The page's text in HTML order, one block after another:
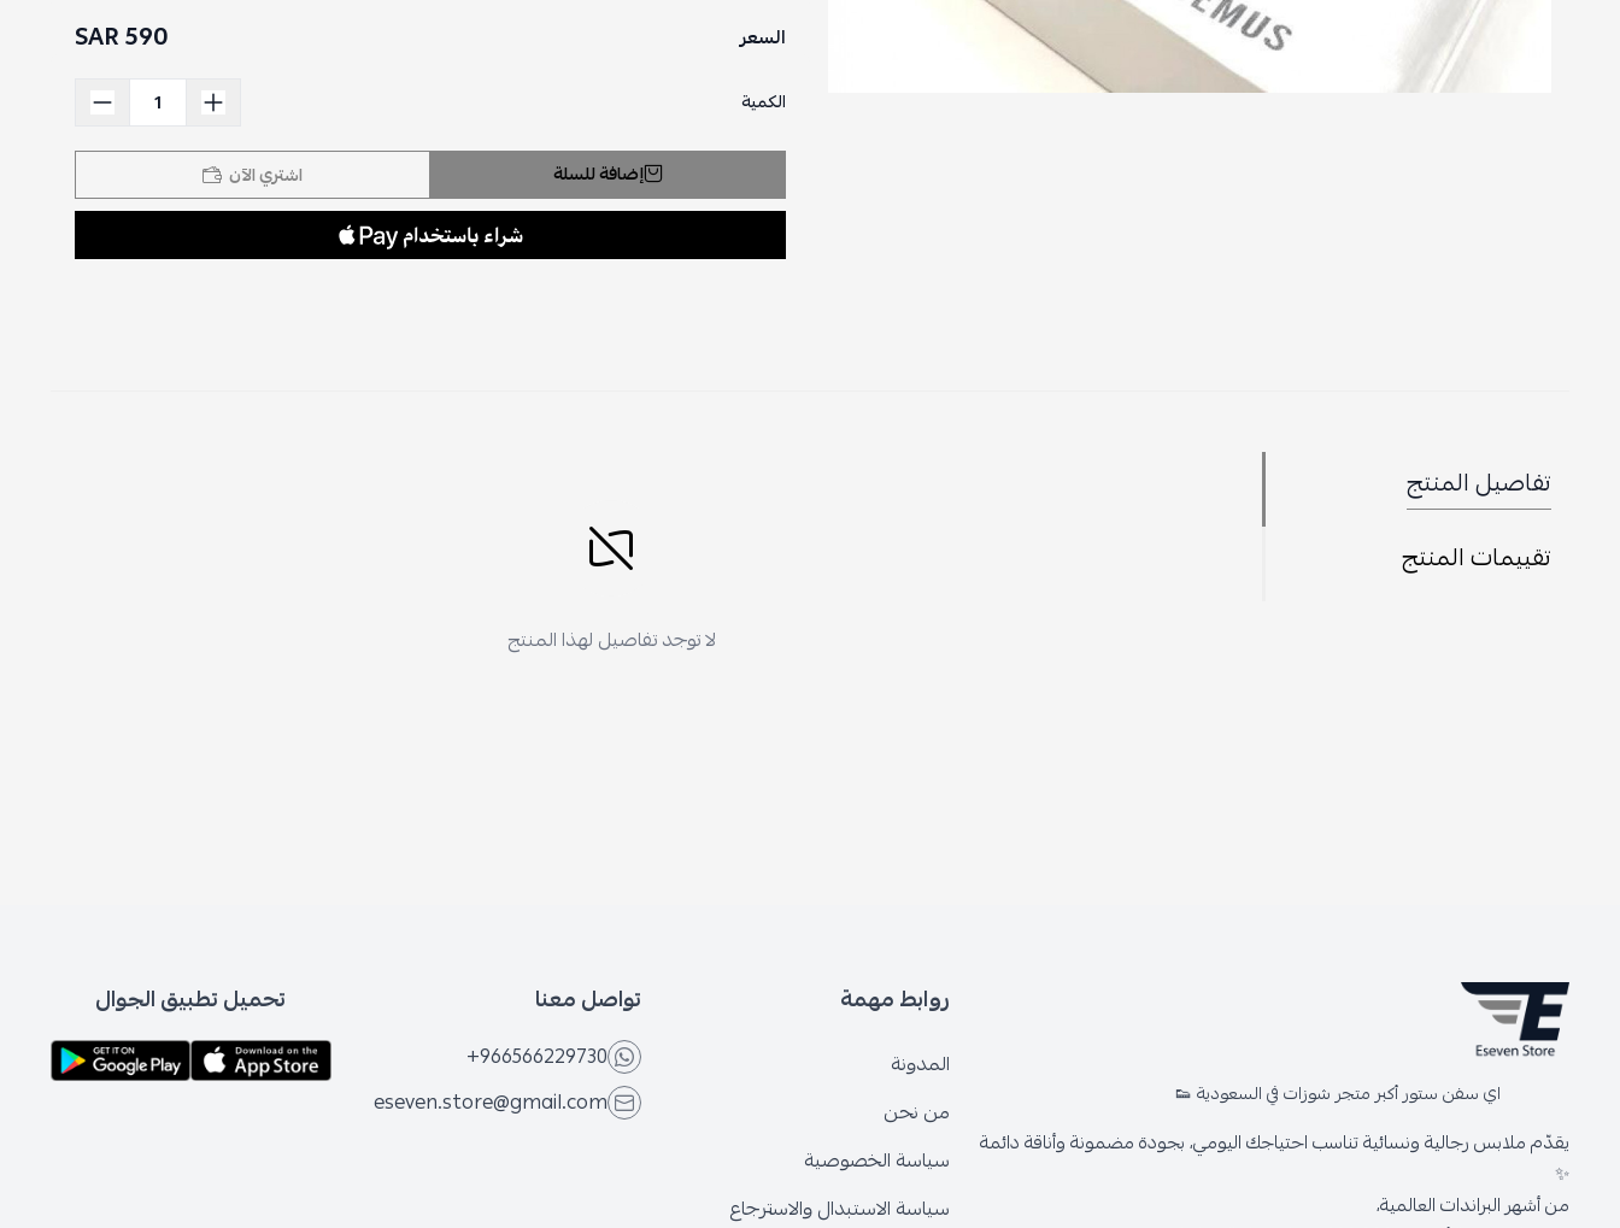
السعر 590 SAR
الكمية
إضافة للسلة اشتري الآن
تفاصيل المنتج
تقييمات المنتج
لا توجد تفاصيل لهذا المنتج
اي سفن ستور أكبر متجر شوزات في السعودية 👟
يقدّم ملابس رجالية ونسائية تناسب احتياجك اليومي، بجودة مضمونة وأناقة دائمة
✨
من أشهر البراندات العالمية،
روابط مهمة
المدونة
من نحن
سياسة الخصوصية
سياسة الاستبدال والاسترجاع
تواصل معنا
+966566229730
eseven.store@gmail.com
تحميل تطبيق الجوال